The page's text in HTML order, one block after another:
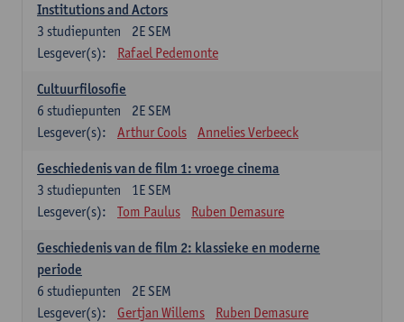
Institutions and Actors
2E SEM
3 studiepunten
Lesgever(s):
Rafael Pedemonte
Cultuurfilosofie
2E SEM
6 studiepunten
Lesgever(s):
Arthur Cools Annelies Verbeeck
Geschiedenis van de film 1: vroege cinema
1E SEM
3 studiepunten
Lesgever(s):
Tom Paulus Ruben Demasure
Geschiedenis van de film 2: klassieke en moderne
periode
2E SEM
6 studiepunten
Lesgever(s):
Gertjan Willems Ruben Demasure